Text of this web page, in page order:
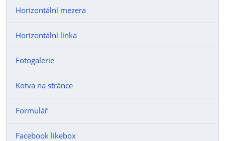
Horizontální mezera
Horizontální linka
Fotogalerie
Kotva na stránce
Formulář
Facebook likebox